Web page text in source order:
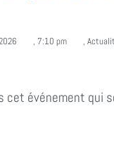
, 7:10 pm ,
cet événement qui